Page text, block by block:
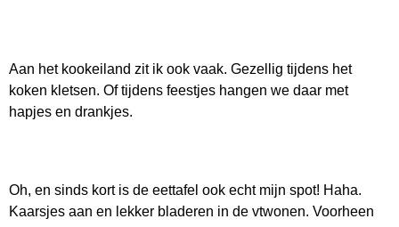
Aan het kookeiland zit ik ook vaak. Gezellig tijdens het
koken kletsen. Of tijdens feestjes hangen we daar met
hapjes en drankjes.
Oh, en sinds kort is de eettafel ook echt mijn spot! Haha.
Kaarsjes aan en lekker bladeren in de vtwonen. Voorheen